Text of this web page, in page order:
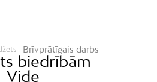
Brīvprātīgais darbs
biedrībām
Vide